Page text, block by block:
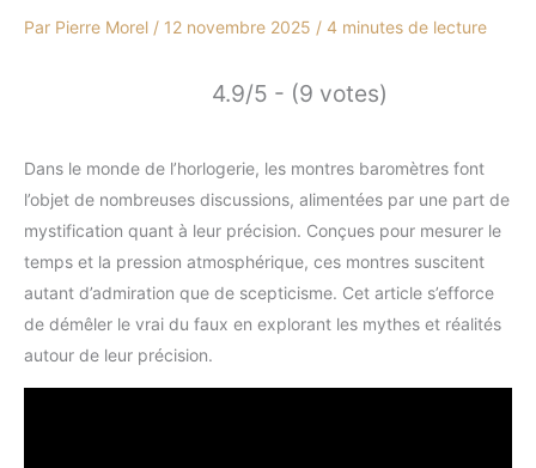
Par Pierre Morel / 12 novembre 2025 / 4 minutes de lecture
4.9/5 - (9 votes)
Dans le monde de l’horlogerie, les montres baromètres font
l’objet de nombreuses discussions, alimentées par une part de
mystification quant à leur précision. Conçues pour mesurer le
temps et la pression atmosphérique, ces montres suscitent
autant d’admiration que de scepticisme. Cet article s’efforce
de démêler le vrai du faux en explorant les mythes et réalités
autour de leur précision.